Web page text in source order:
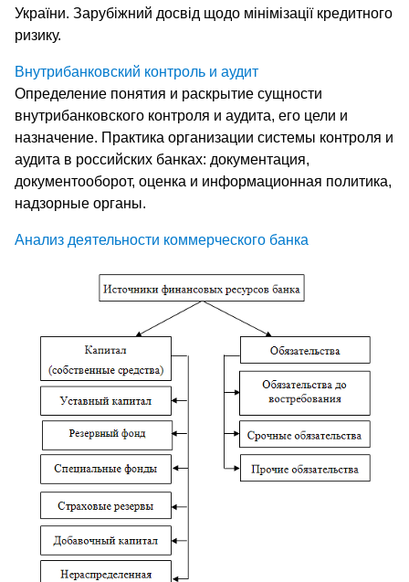
України. Зарубіжний досвід щодо мінімізації кредитного
ризику.
Внутрибанковский контроль и аудит
Определение понятия и раскрытие сущности
внутрибанковского контроля и аудита, его цели и
назначение. Практика организации системы контроля и
аудита в российских банках: документация,
документооборот, оценка и информационная политика,
надзорные органы.
Анализ деятельности коммерческого банка